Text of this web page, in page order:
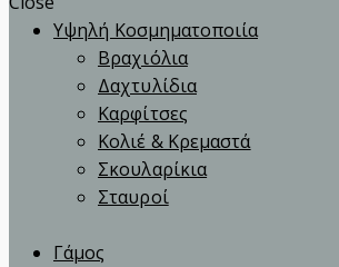
Υψηλή Κοσμηματοποιία
Βραχιόλια
Δαχτυλίδια
Καρφίτσες
Κολιέ & Κρεμαστά
Σκουλαρίκια
Σταυροί
Γάμος